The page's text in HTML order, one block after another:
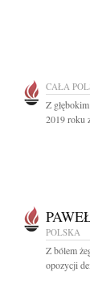
CAŁA
Z
2019 roku
POLSKA
Z bólem
opozycji